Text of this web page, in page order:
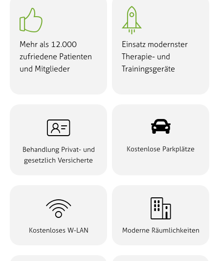

Mehr als 12.000
zufriedene Patienten
und Mitglieder

Einsatz modernster
Therapie- und
Trainingsgeräte

Behandlung Privat- und
gesetzlich Versicherte
Kostenlose Parkplätze

Kostenloses W-LAN

Moderne Räumlichkeiten